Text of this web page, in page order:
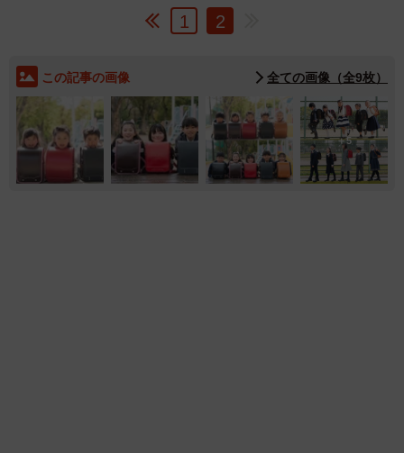
1 2
この記事の画像 全ての画像（全9枚）
5